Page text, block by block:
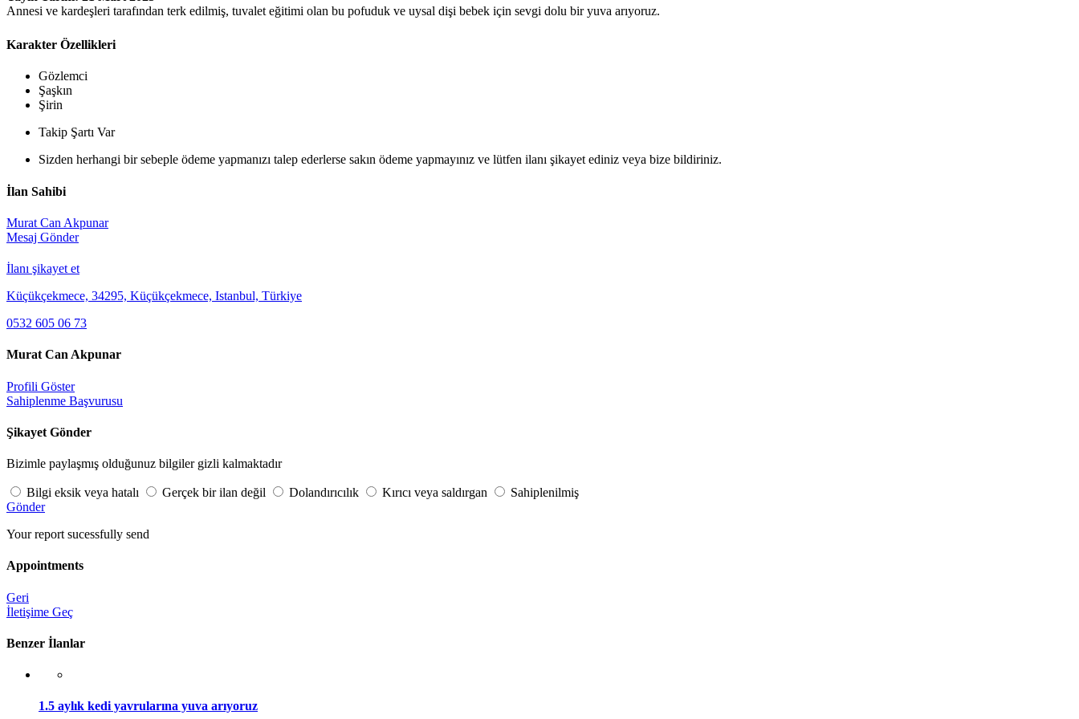
Annesi ve kardeşleri tarafından terk edilmiş, tuvalet eğitimi olan bu pofuduk ve uysal dişi bebek için sevgi dolu bir yuva arıyoruz.
Karakter Özellikleri
Gözlemci
Şaşkın
Şirin
Takip Şartı Var
Sizden herhangi bir sebeple ödeme yapmanızı talep ederlerse sakın ödeme yapmayınız ve lütfen ilanı şikayet ediniz veya bize bildiriniz.
İlan Sahibi
Murat Can Akpunar
Mesaj Gönder
İlanı şikayet et
Küçükçekmece, 34295, Küçükçekmece, Istanbul, Türkiye
0532 605 06 73
Murat Can Akpunar
Profili Göster
Sahiplenme Başvurusu
Şikayet Gönder
Bizimle paylaşmış olduğunuz bilgiler gizli kalmaktadır
Bilgi eksik veya hatalı Gerçek bir ilan değil Dolandırıcılık Kırıcı veya saldırgan
Sahiplenilmiş
Gönder
Your report sucessfully send
Appointments
Geri
İletişime Geç
Benzer İlanlar
1.5 aylık kedi yavrularına yuva arıyoruz